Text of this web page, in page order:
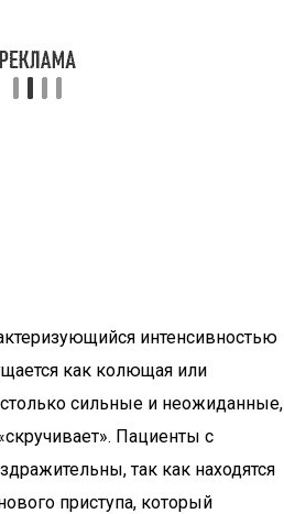
интенсивностью
как колющая или
сильные и неожиданные,
Пациенты с
так как находятся
приступа, который